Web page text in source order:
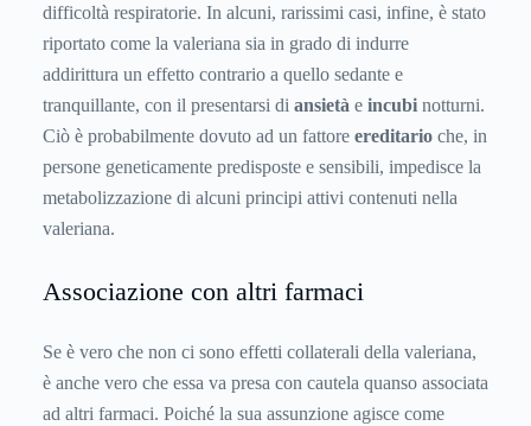
difficoltà respiratorie. In alcuni, rarissimi casi, infine, è stato
riportato come la valeriana sia in grado di indurre
addirittura un effetto contrario a quello sedante e
tranquillante, con il presentarsi di ansietà e incubi notturni.
Ciò è probabilmente dovuto ad un fattore ereditario che, in
persone geneticamente predisposte e sensibili, impedisce la
metabolizzazione di alcuni principi attivi contenuti nella
valeriana.
Associazione con altri farmaci
Se è vero che non ci sono effetti collaterali della valeriana,
è anche vero che essa va presa con cautela quanso associata
ad altri farmaci. Poiché la sua assunzione agisce come